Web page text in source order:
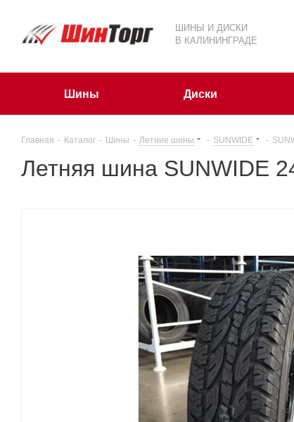
ШИНЫ И ДИСКИ
В КАЛИНИНГРАДЕ
Шины Диски
Главная - Каталог - Шины - Летние шины - SUNWIDE -
Летняя шина SUNWIDE